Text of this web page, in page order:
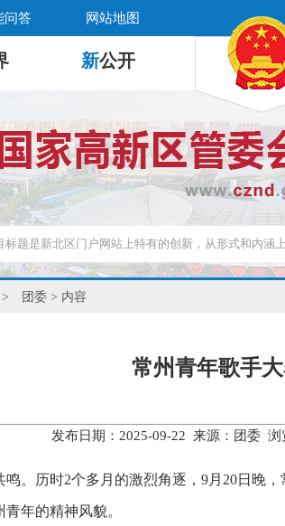
问答 网站地图
新公开
> 团委 > 内容
常州青年歌手
发布日期：2025-09-22 来源：团委 浏
。历时2个多月的激烈角逐，9月20日晚
年的精神风貌。